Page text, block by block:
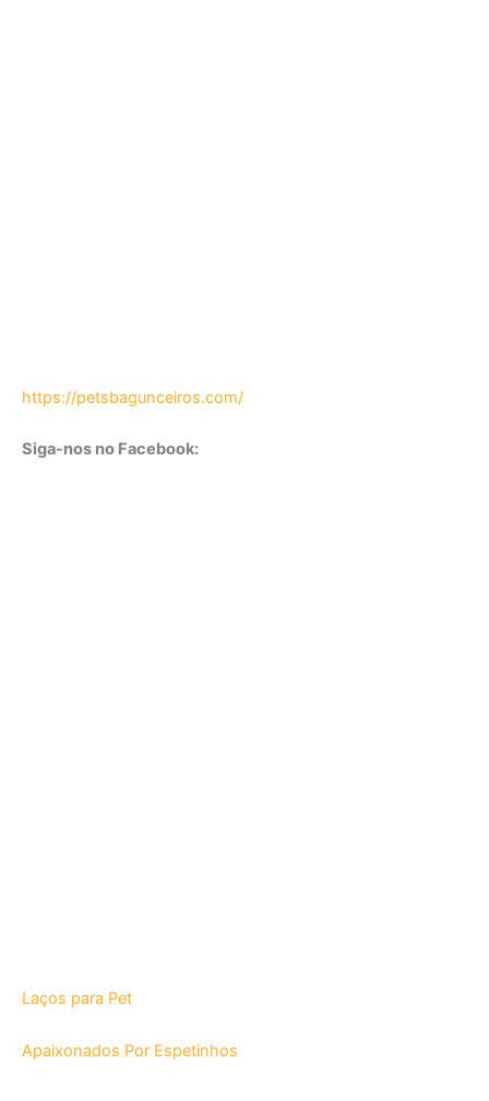
https://petsbagunceiros.com/
Siga-nos no Facebook:
Laços para Pet
Apaixonados Por Espetinhos